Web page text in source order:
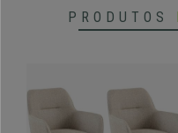
PRODUTOS